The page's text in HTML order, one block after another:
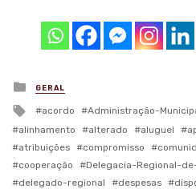
Posted
in
GERAL
Tagged
with
acordo Administração-
alinhamento
alterado aluguel
atribuições
compromisso
cooperação
Delegacia-Regional-
delegado-regional
despesas